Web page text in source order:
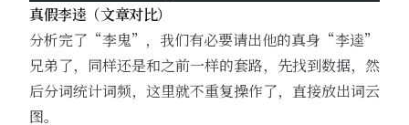
真假李逵（文章对比）
分析完了“李鬼”，我们有必要请出他的真身“李逵”
兄弟了，同样还是和之前一样的套路，先找到数据，然
后分词统计词频，这里就不重复操作了，直接放出词云
图。